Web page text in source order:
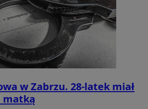
w Zabrzu. 28-latek miał
matką